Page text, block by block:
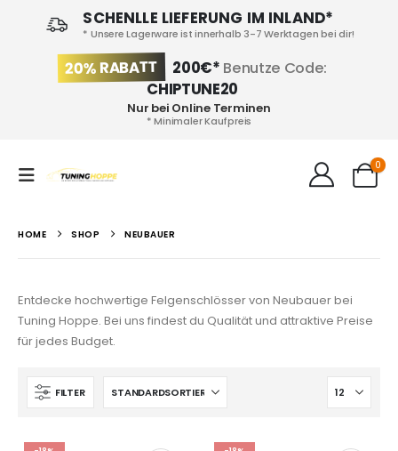
SCHENLLE LIEFERUNG IM INLAND*
* Unsere Lagerware ist innerhalb 3-7 Werktagen bei dir!
20% RABATT 200€* Benutze Code:
CHIPTUNE20
Nur bei Online Terminen
* Minimaler Kaufpreis
0
HOME SHOP NEUBAUER
Entdecke hochwertige Felgenschlösser von Neubauer bei
Tuning Hoppe. Bei uns findest du Qualität und attraktive Preise
für jedes Budget.
FILTER